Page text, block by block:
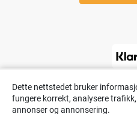
Dette nettstedet bruker
fungere korrekt, analysere
annonser og annonsering.